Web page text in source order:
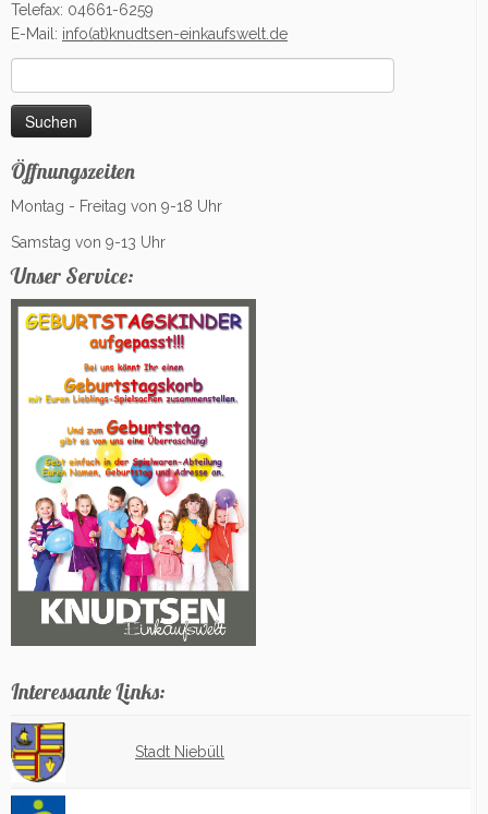
Telefax: 04661-6259
E-Mail: info(at)knudtsen-einkaufswelt.de
nach:
Öffnungszeiten
Montag - Freitag von 9-18 Uhr
Samstag von 9-13 Uhr
Unser Service:
Interessante Links:
Stadt Niebüll